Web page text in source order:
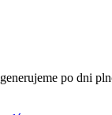
po dni